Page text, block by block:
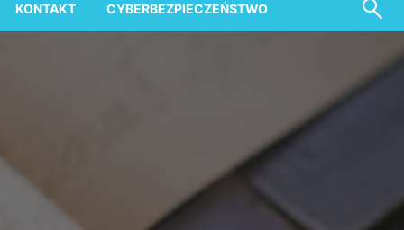
KONTAKT CYBERBEZPIECZEŃSTWO